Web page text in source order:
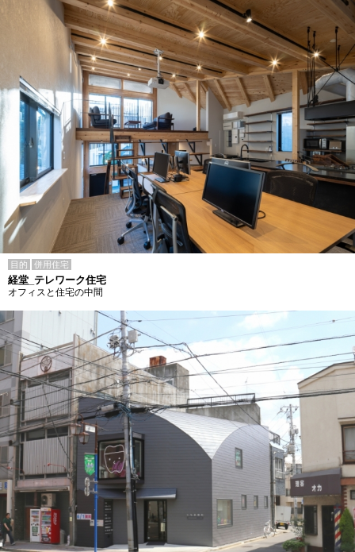
目的 併用住宅
経堂_テレワーク住宅
オフィスと住宅の中間